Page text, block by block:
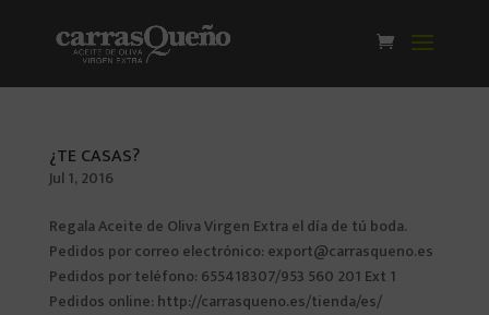
¿TE CASAS?
Jul 1, 2016
Regala Aceite de Oliva Virgen Extra el día de tú boda.
Pedidos por correo electrónico: export@carrasqueno.es
Pedidos por teléfono: 655418307/953 560 201 Ext 1
Pedidos online: http://carrasqueno.es/tienda/es/